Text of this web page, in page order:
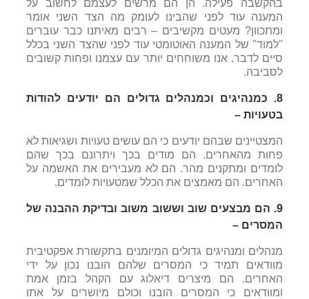
בהקשבה פעילה. הן הם מרשים לעצמם לחשוב על
המענה עוד לפני שהבינו לעומק מה הצד השני אומר
ומתכוון? מעטים מקשיבים – רבים מאיתנו כבר עוברים
"למוד" של המענה האוטומטי עוד לפני שהצד השני בכלל
סיים לדבר. אנו משוחחים יותר עם עצמנו ופחות קשובים
לסביבה.
8.
כמנהיגים וכמנהלים גדולים הם יודעים להודות
בטעויות –
המצטיינים שבהם יודעים כי הם עושים טעויות ושגיאות לא
פחות מהאחרים. הם מודים בכך ויתרונם בכך שהם
לומדים ומתקנים מהר. הם לא מעבירים את האשמה על
האחרים. הם מאמצים את הכלל שמטעויות לומדים.
9. הם מבצעים שוב וששוב משוב ובדיקת ההבנה של
המסרים –
מנהלים ומנהיגים גדולים המיומנים בתקשורת אפקטיבית
מוודאים תמיד כי המסרים שלהם הובנו נכון על ידי
האחרים. הם מיצרים דיאלוג עם הקהל בזמן אמת
ומוודאים כי המסרים הובנו וכולם מיושרים על אתו